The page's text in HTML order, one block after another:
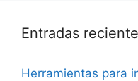
Entradas
Herramientas para